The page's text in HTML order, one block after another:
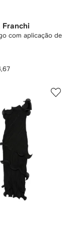
Franchi
com aplicação de